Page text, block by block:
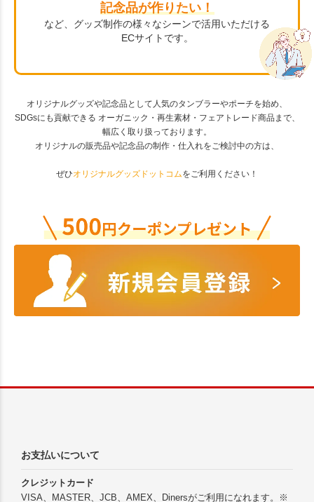
記念品が作りたい！
など、グッズ制作の様々なシーンで活用いただける
ECサイトです。
オリジナルグッズや記念品として人気のタンブラーやポーチを始め、
SDGsにも貢献できる オーガニック・再生素材・フェアトレード商品まで、
幅広く取り扱っております。
オリジナルの販売品や記念品の制作・仕入れをご検討中の方は、
ぜひオリジナルグッズドットコムをご利用ください！
お支払いについて
クレジットカード
VISA、MASTER、JCB、AMEX、Dinersがご利用になれます。※